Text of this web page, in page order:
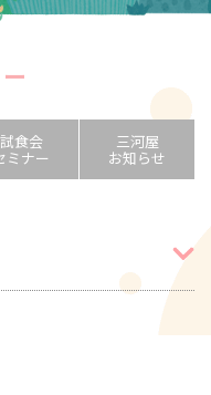
試食会
ミナー
三河屋
お知らせ